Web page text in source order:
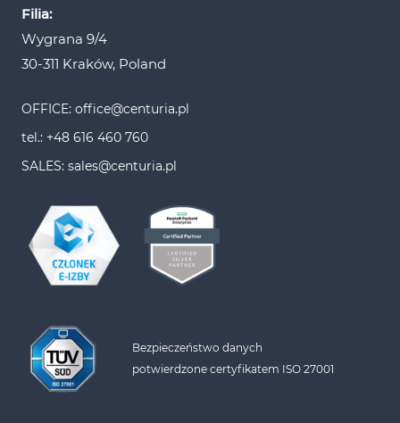
Filia:
Wygrana 9/4
30-311 Kraków, Poland
OFFICE: office@centuria.pl
tel.: +48 616 460 760
SALES: sales@centuria.pl
Bezpieczeństwo danych
potwierdzone certyfikatem ISO 27001